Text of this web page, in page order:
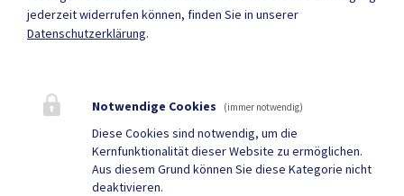
Quicklinks
ID Austria
Gemeindenachrichten
jederzeit widerrufen können, finden Sie in unserer
Datenschutzerklärung.
Notwendige Cookies (immer notwendig)
Diese Cookies sind notwendig, um die
Kernfunktionalität dieser Website zu ermöglichen.
Aus diesem Grund können Sie diese Kategorie nicht
deaktivieren.